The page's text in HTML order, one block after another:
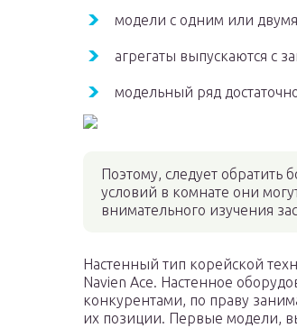
модели с одним или
агрегаты выпускаются с
модельный ряд
Поэтому, следует обратить
условий в комнате они
внимательного изучения
Настенный тип корейской
Navien Асе. Настенное
конкурентами, по праву
их позиции. Первые модели,